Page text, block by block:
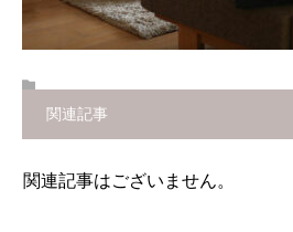
関連記事
関連記事はございません。